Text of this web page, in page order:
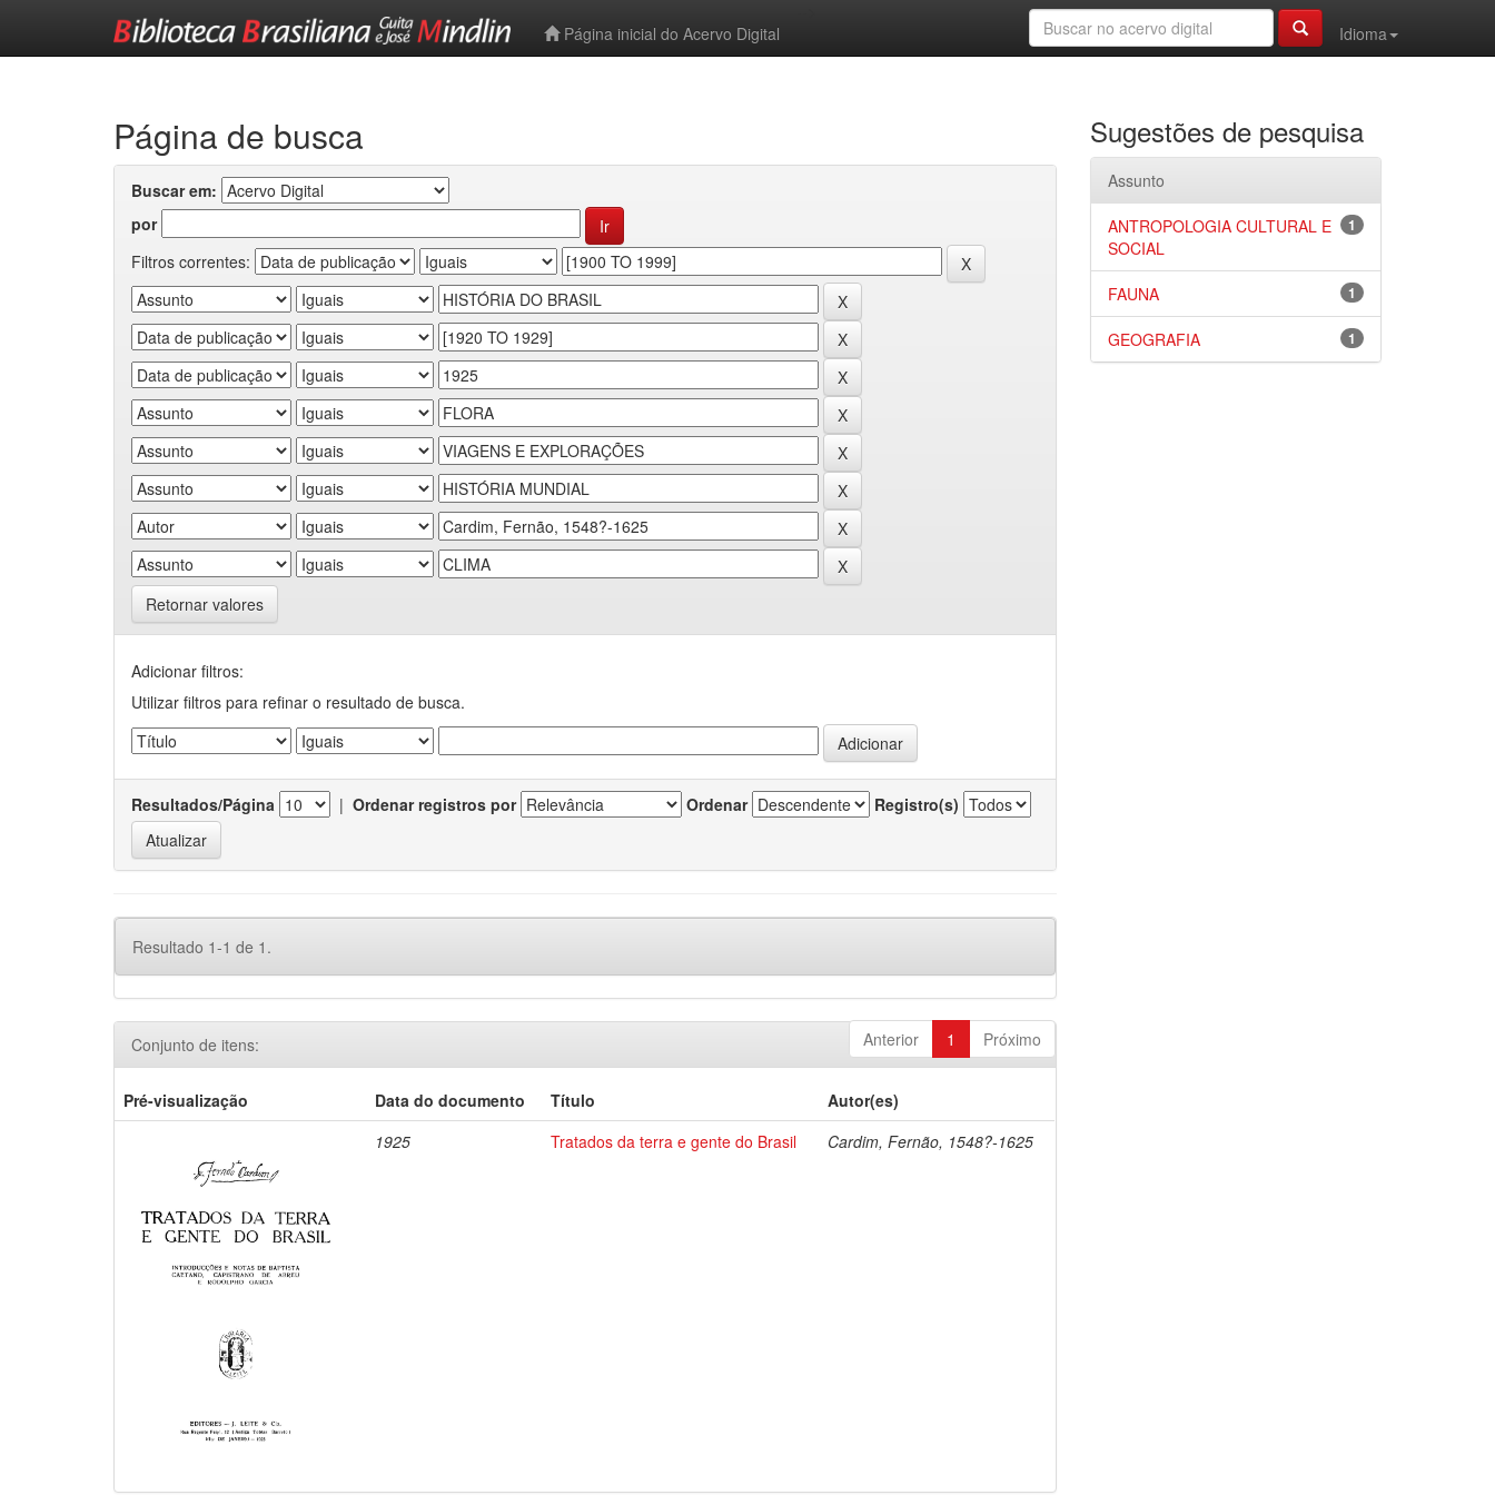
Página inicial do Acervo Digital
Idioma
Página de busca
Buscar em:
por
Filtros correntes:
Retornar valores
Adicionar filtros:
Utilizar filtros para refinar o resultado de busca.
Resultados/Página | Ordenar registros por Ordenar Registro(s)
Resultado 1-1 de 1.
Anterior 1 Próximo
Conjunto de itens:
Pré-visualização Data do documento Título
Autor(es)
1925
Tratados da terra e gente do Brasil Cardim, Fernão, 1548?-1625
Sugestões de pesquisa
Assunto
1
ANTROPOLOGIA CULTURAL E
SOCIAL
1
FAUNA
1
GEOGRAFIA